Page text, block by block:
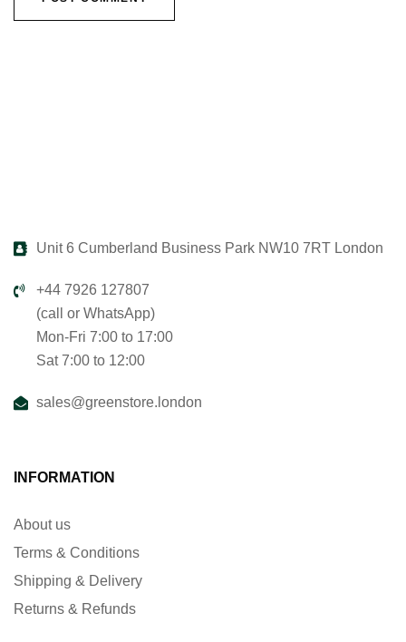
Unit 6 Cumberland Business Park NW10 7RT London
+44 7926 127807
(call or WhatsApp)
Mon-Fri 7:00 to 17:00
Sat 7:00 to 12:00
sales@greenstore.london
INFORMATION
About us
Terms & Conditions
Shipping & Delivery
Returns & Refunds